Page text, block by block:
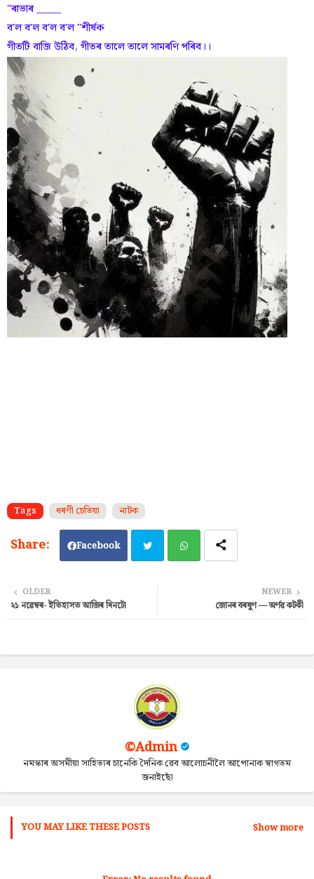
"ৰাভাৰ _____
ব'ল ব'ল ব'ল ব'ল "শীৰ্ষক
গীতটি বাজি উঠিব, গীতৰ তালে তালে সামৰণি পৰিব।।
Tags ধৰণী চেতিয়া নাটক
Facebook
NEWER
জোনৰ বৰষুণ — অৰ্ণৱ কটকী
OLDER
২১ নৱেম্বৰ- ইতিহাসত আজিৰ দিনটো
©Admin
নমস্কাৰ অসমীয়া সাহিত্যৰ চানেকি দৈনিক ৱেব আলোচনীলৈ আপোনাক স্বাগতম
জনাইছোঁ
YOU MAY LIKE THESE POSTS Show more